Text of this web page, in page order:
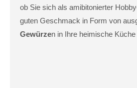
ob Sie sich als amibitonierter
guten Geschmack in Form von
Gewürzen in Ihre heimische Küche